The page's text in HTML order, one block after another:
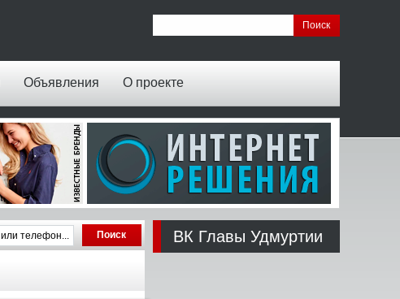
Объявления О проекте
ВК Главы Удмуртии